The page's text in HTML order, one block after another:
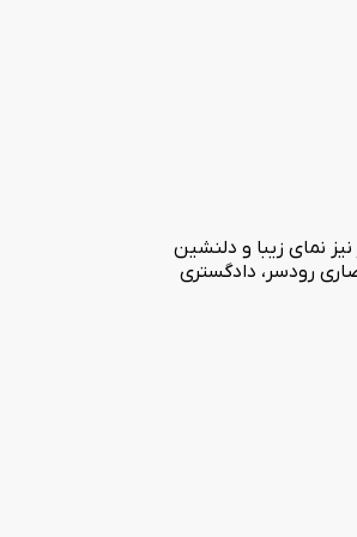
تا ساحل دریای خزر نیز نمای زیبا و دلنشین
رودسر، دادگستری